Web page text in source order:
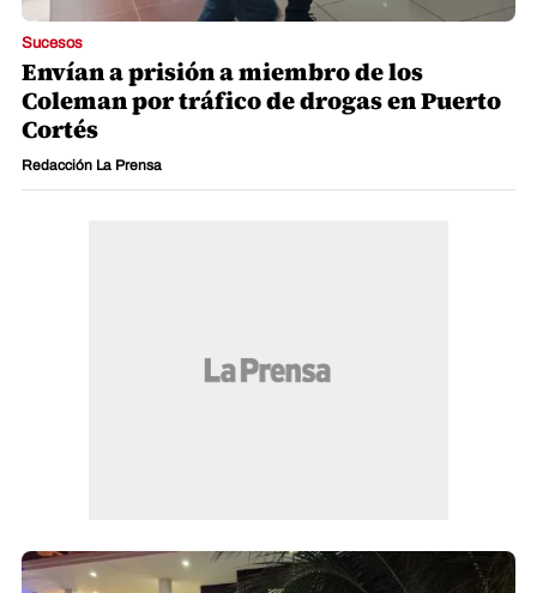
Sucesos
Envían a prisión a miembro de los
Coleman por tráfico de drogas en Puerto
Cortés
Redacción La Prensa